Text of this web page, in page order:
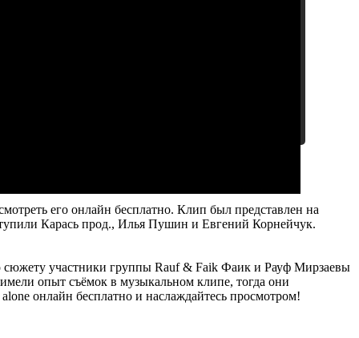
его онлайн бесплатно. Клип был представлен на
Карась прод., Илья Пушин и Евгений Корнейчук.
сюжету участники группы Rauf & Faik Фаик и Рауф Мирзаевы
опыт съёмок в музыкальном клипе, тогда они
онлайн бесплатно и наслаждайтесь просмотром!